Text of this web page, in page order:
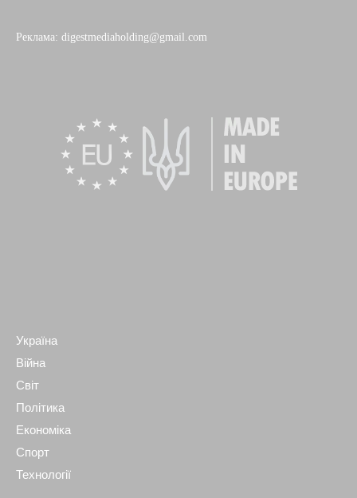
Реклама: digestmediaholding@gmail.com
Україна
Війна
Світ
Політика
Економіка
Спорт
Технології